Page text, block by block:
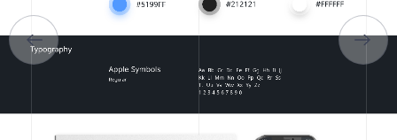
БРИФИ
БЛОГ
КОНТАКТИ